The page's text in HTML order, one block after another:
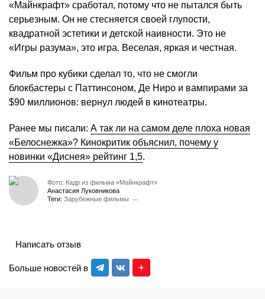
«Майнкрафт» сработал, потому что не пытался быть
серьезным. Он не стесняется своей глупости,
квадратной эстетики и детской наивности. Это не
«Игры разума», это игра. Веселая, яркая и честная.
Фильм про кубики сделал то, что не смогли
блокбастеры с Паттинсоном, Де Ниро и вампирами за
$90 миллионов: вернул людей в кинотеатры.
Ранее мы писали: А так ли на самом деле плоха новая
«Белоснежка»? Кинокритик объяснил, почему у
новинки «Диснея» рейтинг 1,5.
Фото: Кадр из фильма «Майнкрафт»
Анастасия Луковникова
Теги: Зарубежные фильмы
Больше новостей в
Написать отзыв